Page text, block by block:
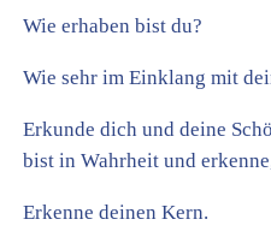
Wie erhaben bist du?
Wie sehr im Einklang mit
Erkunde dich und deine
bist in Wahrheit und
Erkenne deinen Kern.